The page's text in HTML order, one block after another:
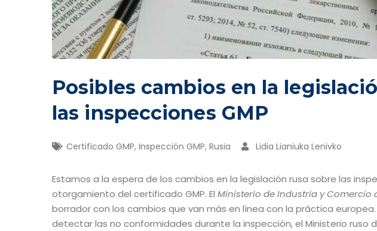
Posibles cambios en la
las inspecciones GMP
Certificado GMP, Inspección GMP, Rusia Lidia Lianiuka Lenivko
Estamos a la espera de los cambios en la legislación rusa sobre las
otorgamiento del certificado GMP. El Ministerio de Industria y Comercio
borrador con los cambios que van más en línea con la práctica
detectar las no conformidades durante la inspección, el Ministerio ruso